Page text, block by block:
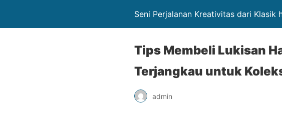
Seni Perjalanan Kreativitas dari Klasik
Tips Membeli Lukisan
Terjangkau untuk
admin